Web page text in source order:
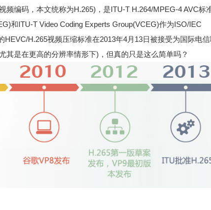
频编码，本文统称为H.265)，是ITU-T H.264/MPEG-4 AVC标
和ITU-T Video Coding Experts Group(VCEG)作为ISO/IEC
H.265视频压缩标准在2013年4月13日被接受为国际电信
其是在更高的分辨率情形下)，但真的只是这么简单吗？